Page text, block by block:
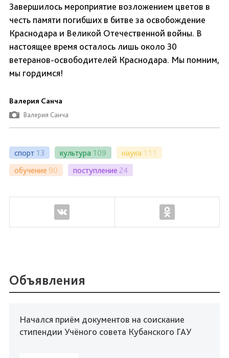
Завершилось мероприятие возложением цветов в
честь памяти погибших в битве за освобождение
Краснодара и Великой Отечественной войны. В
настоящее время осталось лишь около 30
ветеранов-освободителей Краснодара. Мы помним,
мы гордимся!
Валерия Санча
Валерия Санча
спорт 13 культура 109 наука 111
обучение 90 поступление 24
Объявления
Начался приём документов на соискание
стипендии Учёного совета Кубанского ГАУ